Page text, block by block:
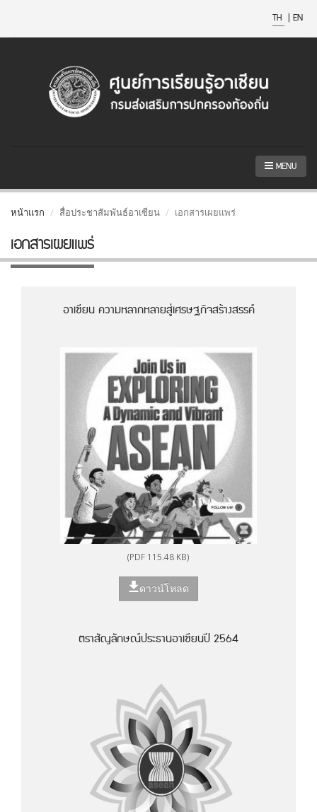
TH | EN
MENU
หน้าแรก สื่อประชาสัมพันธ์อาเซียน เอกสารเผยแพร่
เอกสารเผยแพร่
อาเซียน ความหลากหลายสู่เศรษฐกิจสร้างสรรค์
(PDF 115.48 KB)
ดาวน์โหลด
ตราสัญลักษณ์ประธานอาเซียนปี 2564